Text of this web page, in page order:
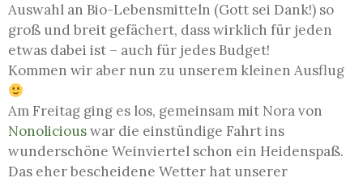
Auswahl an Bio-Lebensmitteln (Gott sei Dank!) so
groß und breit gefächert, dass wirklich für jeden
etwas dabei ist – auch für jedes Budget!
Kommen wir aber nun zu unserem kleinen Ausflug
Am Freitag ging es los, gemeinsam mit Nora von
Nonoliciouswar die einstündige Fahrt ins
wunderschöne Weinviertel schon ein Heidenspaß.
Das eher bescheidene Wetter hat unserer